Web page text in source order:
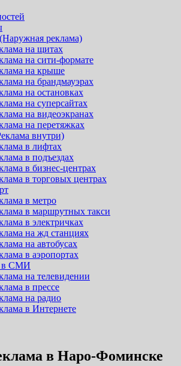
реклама)
на щитах
на сити-формате
на крыше
на брандмауэрах
на остановках
на суперсайтах
на видеоэкранах
на перетяжках
внутри)
в лифтах
в подъездах
в бизнес-центрах
в торговых центрах
в метро
в маршрутных такси
в электричках
на жд станциях
на автобусах
в аэропортах
в СМИ
на телевидении
в прессе
на радио
в Интернете
в Наро-Фоминске